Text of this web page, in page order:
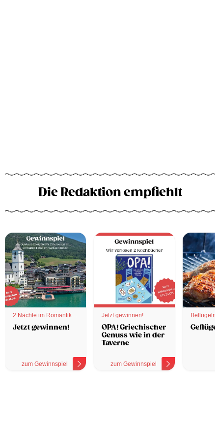
Die Redaktion empfiehlt
2 Nächte im Romantik
Hotel
Jetzt gewinnen!
zum Gewinnspiel
Jetzt gewinnen!
OPA! Griechischer
Genuss wie in der
Taverne
zum Gewinnspiel